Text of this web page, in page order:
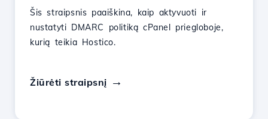
Šis straipsnis paaiškina, kaip aktyvuoti ir
nustatyti DMARC politiką cPanel priegloboje,
kurią teikia Hostico.
Žiūrėti straipsnį